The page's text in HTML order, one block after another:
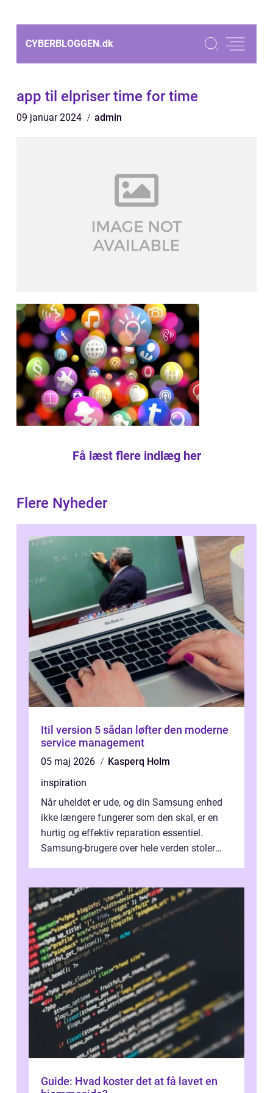
CYBERBLOGGEN.dk
app til elpriser time for time
09 januar 2024 admin
Få læst flere indlæg her
Flere Nyheder
Itil version 5 sådan løfter den moderne
service management
05 maj 2026
Kasperq Holm
inspiration
Når uheldet er ude, og din Samsung enhed
ikke længere fungerer som den skal, er en
hurtig og effektiv reparation essentiel.
Samsung-brugere over hele verden stoler
Guide: Hvad koster det at få lavet en